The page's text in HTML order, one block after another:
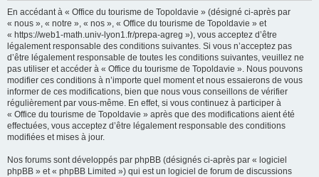
En accédant à « Office du tourisme de Topoldavie » (désigné ci-après par
« nous », « notre », « nos », « Office du tourisme de Topoldavie » et
« https://web1-math.univ-lyon1.fr/prepa-agreg »), vous acceptez d’être
légalement responsable des conditions suivantes. Si vous n’acceptez pas
d’être légalement responsable de toutes les conditions suivantes, veuillez ne
pas utiliser et accéder à « Office du tourisme de Topoldavie ». Nous pouvons
modifier ces conditions à n’importe quel moment et nous essaierons de vous
informer de ces modifications, bien que nous vous conseillons de vérifier
régulièrement par vous-même. En effet, si vous continuez à participer à
« Office du tourisme de Topoldavie » après que des modifications aient été
effectuées, vous acceptez d’être légalement responsable des conditions
modifiées et mises à jour.
Nos forums sont développés par phpBB (désignés ci-après par « logiciel
phpBB » et « phpBB Limited ») qui est un logiciel de forum de discussions